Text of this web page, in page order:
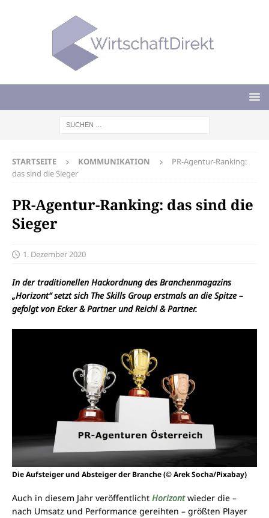
STARTSEITE KOMMUNIKATION
PR-Agentur-Ranking:
das sind die Sieger
PR-Agentur-Ranking: das sind die
Sieger
1. Dezember 2020
In der traditionellen Hackordnung des Branchenmagazins
„Horizont“ setzt sich The Skills Group erstmals an die Spitze –
gefolgt von Ecker & Partner und Reichl & Partner.
Die Aufsteiger und Absteiger der Branche (© Arek Socha/Pixabay)
Auch in diesem Jahr veröffentlicht Horizontwieder die –
nach Umsatz und Performance gereihten – größten Player